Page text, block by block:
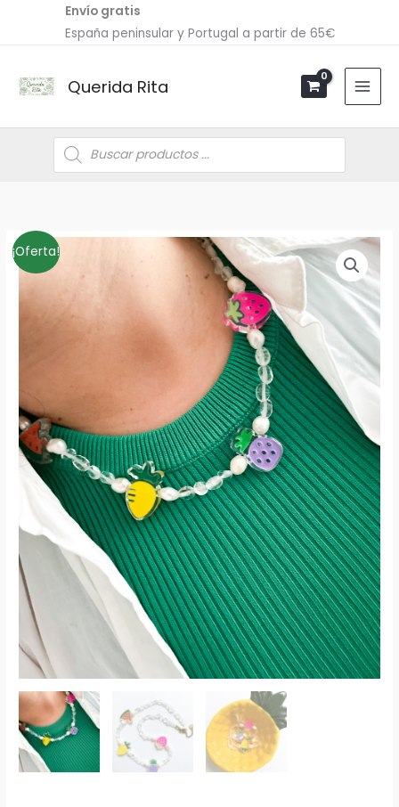
Envío gratis
España peninsular y Portugal a partir de 65€
Querida Rita
Búsqueda
de
productos
¡Oferta!
precio
original
26,00€.
El
precio
actual
18,20€.
Collar
FRUITY
cantidad